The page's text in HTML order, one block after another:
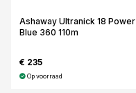
Ashaway Ultranick 18 Power
Blue 360 110m
€ 235
Op voorraad